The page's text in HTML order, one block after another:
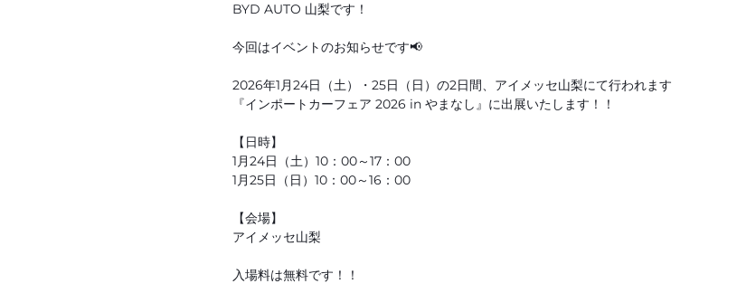
BYD AUTO 山梨です！
今回はイベントのお知らせです📢
2026年1月24日（土）・25日（日）の2日間、アイメッセ山梨にて行われます
『インポートカーフェア 2026 in やまなし』に出展いたします！！
【日時】
1月24日（土）10：00～17：00
1月25日（日）10：00～16：00
【会場】
アイメッセ山梨
入場料は無料です！！